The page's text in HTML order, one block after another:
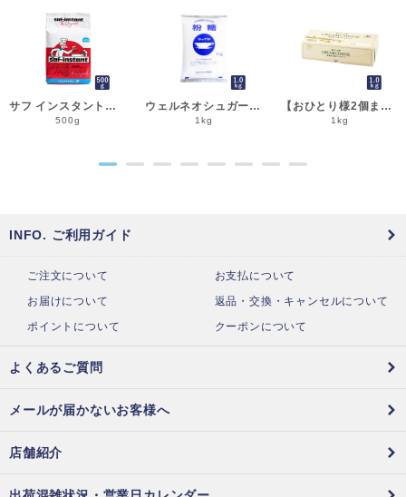
サフ インスタント・ドライイースト赤 500g 乾燥酵母 低糖用 LESAFFRE ルサッフル__
500g
ウェルネオシュガー 粉糖NZ-1S 1kg 粉砂糖__
1kg
【おひとり様2個まで】よつ葉 北海道十勝クリームチーズ（B） 1kg チーズ よつば__
1kg
● ● ● ● ● ● ●
INFO. ご利用ガイド
ご注文について
お支払について
お届けについて
返品・交換・キャンセルについて
ポイントについて
クーポンについて
よくあるご質問
メールが届かないお客様へ
店舗紹介